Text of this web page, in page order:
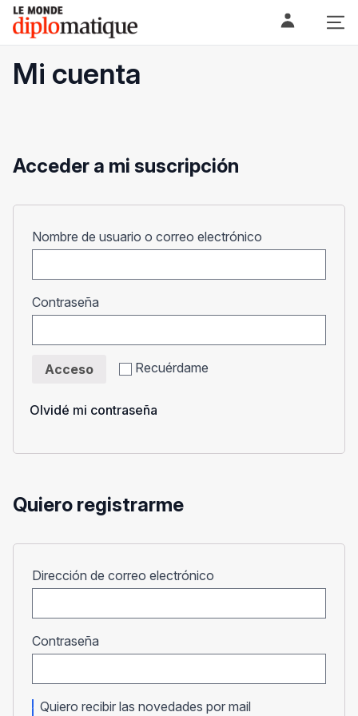
Skip
content
Le monde diplomatique
Mi cuenta
Acceder a mi suscripción
Nombre de usuario o correo electrónico
Contraseña
Recuérdame
Acceso
Olvidé mi contraseña
Quiero registrarme
Dirección de correo electrónico
Contraseña
Quiero recibir las novedades por mail